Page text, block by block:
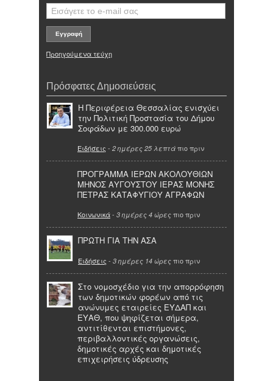
Προηγούμενα τεύχη
Πρόσφατες Δημοσιεύσεις
Η Περιφέρεια Θεσσαλίας ενισχύει
την Πολιτική Προστασία του Δήμου
Σοφάδων με 300.000 ευρώ
Ειδήσεις - 2 ημέρες 25 λεπτά πιο πριν
ΠΡΟΓΡΑΜΜΑ ΙΕΡΩΝ ΑΚΟΛΟΥΘΙΩΝ
ΜΗΝΟΣ ΑΥΓΟΥΣΤΟΥ ΙΕΡΑΣ ΜΟΝΗΣ
ΠΕΤΡΑΣ ΚΑΤΑΦΥΓΙΟΥ ΑΓΡΑΦΩΝ
Κοινωνικά- 3 ημέρες 4 ώρες πιο πριν
ΠΡΩΤΗ ΓΙΑ ΤΗΝ ΑΣΑ
Ειδήσεις - 3 ημέρες 14 ώρες πιο πριν
Στο νομοσχέδιο για την απορρόφηση
των δημοτικών φορέων από τις
ανώνυμες εταιρείες ΕΥΔΑΠ και
ΕΥΑΘ, που ψηφίζεται σήμερα,
αντιτίθενται επιστήμονες,
περιβαλλοντικές οργανώσεις,
δημοτικές αρχές και δημοτικές
επιχειρήσεις ύδρευσης